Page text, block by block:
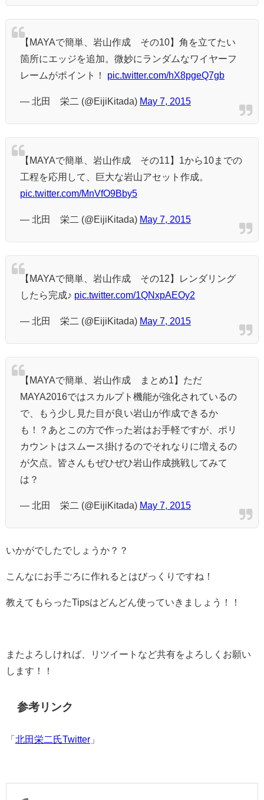
【MAYAで簡単、岩山作成 その10】角を立てたい
箇所にエッジを追加。微妙にランダムなワイヤーフ
レームがポイント！ pic.twitter.com/hX8pgeQ7gb
— 北田 栄二 (@EijiKitada) May 7, 2015
【MAYAで簡単、岩山作成 その11】1から10までの
工程を応用して、巨大な岩山アセット作成。
pic.twitter.com/MnVfO9Bby5
— 北田 栄二 (@EijiKitada) May 7, 2015
【MAYAで簡単、岩山作成 その12】レンダリング
したら完成♪ pic.twitter.com/1QNxpAEOy2
— 北田 栄二 (@EijiKitada) May 7, 2015
【MAYAで簡単、岩山作成 まとめ1】ただ
MAYA2016ではスカルプト機能が強化されているの
で、もう少し見た目が良い岩山が作成できるか
も！？あとこの方で作った岩はお手軽ですが、ポリ
カウントはスムース掛けるのでそれなりに増えるの
が欠点。皆さんもぜひぜひ岩山作成挑戦してみて
は？
— 北田 栄二 (@EijiKitada) May 7, 2015
いかがでしたでしょうか？？
こんなにお手ごろに作れるとはびっくりですね！
教えてもらったTipsはどんどん使っていきましょう！！
またよろしければ、リツイートなど共有をよろしくお願い
します！！
参考リンク
「 北田栄二氏Twitter 」